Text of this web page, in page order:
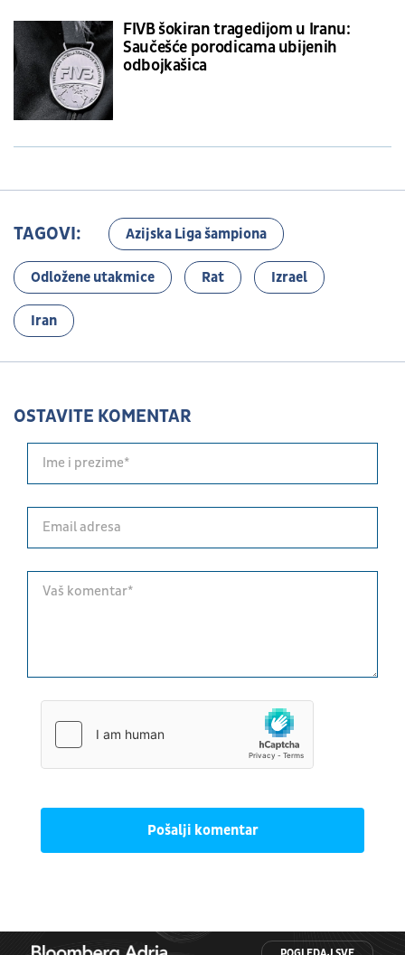
FIVB šokiran tragedijom u Iranu:
Saučešće porodicama ubijenih
odbojkašica
TAGOVI: Azijska Liga šampiona
Odložene utakmice Rat Izrael
Iran
OSTAVITE KOMENTAR
Pošalji komentar